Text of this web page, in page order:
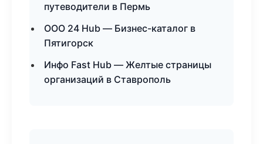
путеводители в Пермь
ООО 24 Hub — Бизнес-каталог в
Пятигорск
Инфо Fast Hub — Желтые страницы
организаций в Ставрополь